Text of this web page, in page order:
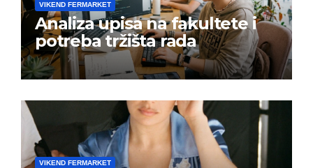
VIKEND FERMARKET
Analiza upisa na fakultete i
potreba tržišta rada
VIKEND FERMARKET